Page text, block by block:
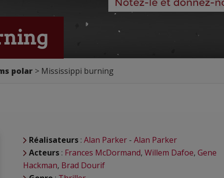
polar Mississippi burning
Réalisateurs : Alan Parker - Alan Parker
Acteurs : Frances McDormand, Willem Dafoe, Gene
Hackman, Brad Dourif